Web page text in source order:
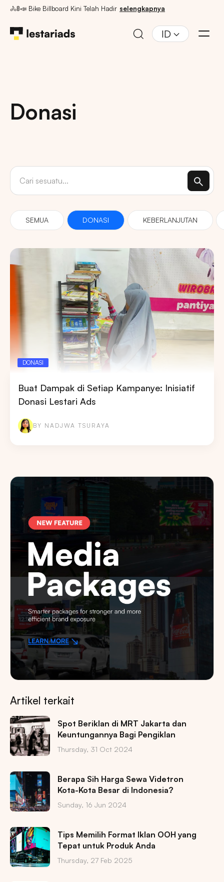
🚴🚦📣 Bike Billboard Kini Telah Hadir selengkapnya
ID
Donasi
SEMUA DONASI KEBERLANJUTAN
DONASI
Buat Dampak di Setiap Kampanye: Inisiatif
Donasi Lestari Ads
BY NADJWA TSURAYA
Artikel terkait
Spot Beriklan di MRT Jakarta dan
Keuntungannya Bagi Pengiklan
Thursday, 31 Oct 2024
Berapa Sih Harga Sewa Videtron
Kota-Kota Besar di Indonesia?
Sunday, 16 Jun 2024
Tips Memilih Format Iklan OOH yang
Tepat untuk Produk Anda
Thursday, 27 Feb 2025